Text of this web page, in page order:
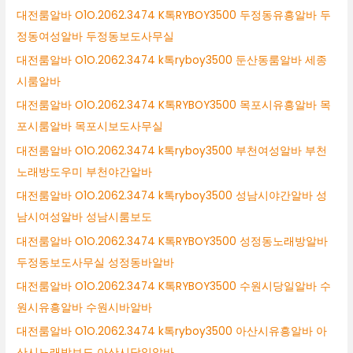
대전룸알바 O1O.2062.3474 K톡RYBOY3500 두정동유흥알바 두
정동여성알바 두정동보도사무실
대전룸알바 O1O.2062.3474 k톡ryboy3500 둔산동룸알바 세종
시룸알바
대전룸알바 O1O.2062.3474 K톡RYBOY3500 목포시유흥알바 목
포시룸알바 목포시보도사무실
대전룸알바 O1O.2062.3474 k톡ryboy3500 부천여성알바 부천
노래방도우미 부천야간알바
대전룸알바 O1O.2062.3474 k톡ryboy3500 성남시야간알바 성
남시여성알바 성남시룸보도
대전룸알바 O1O.2062.3474 K톡RYBOY3500 성정동노래방알바
두정동보도사무실 성정동바알바
대전룸알바 O1O.2062.3474 K톡RYBOY3500 수원시당일알바 수
원시유흥알바 수원시바알바
대전룸알바 O1O.2062.3474 k톡ryboy3500 아산시유흥알바 아